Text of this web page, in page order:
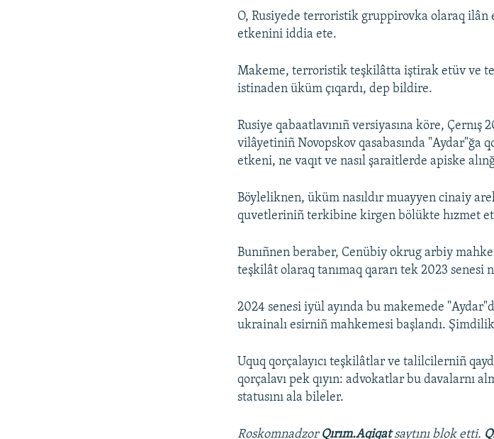
O, Rusiyede terroristik gruppirovka olaraq ilân
etkenini iddia ete.
Makeme, terroristik teşkilâtta iştirak etüv ve
istinaden üküm çıqardı, dep bildire.
Rusiye qabaatlavınıñ versiyasına köre, Çernış
vilâyetiniñ Novopskov qasabasında "Aydar"ğa
etkeni, ne vaqıt ve nasıl şaraitlerde apiske
Böyleliknen, üküm nasıldır muayyen cinaiy
quvetleriniñ terkibine kirgen bölükte hızmet
Bunıñnen beraber, Cenübiy okrug arbiy
teşkilât olaraq tanımaq qararı tek 2023 senesi
2024 senesi iyül ayında bu makemede
ukrainalı esirniñ mahkemesi başlandı.
Uquq qorçalayıcı teşkilâtlar ve talilcilerniñ
qorçalavı pek qıyın: advokatlar bu davalarnı
statusını ala bileler.
Roskomnadzor Qırım.Aqiqatsaytını blok etti.